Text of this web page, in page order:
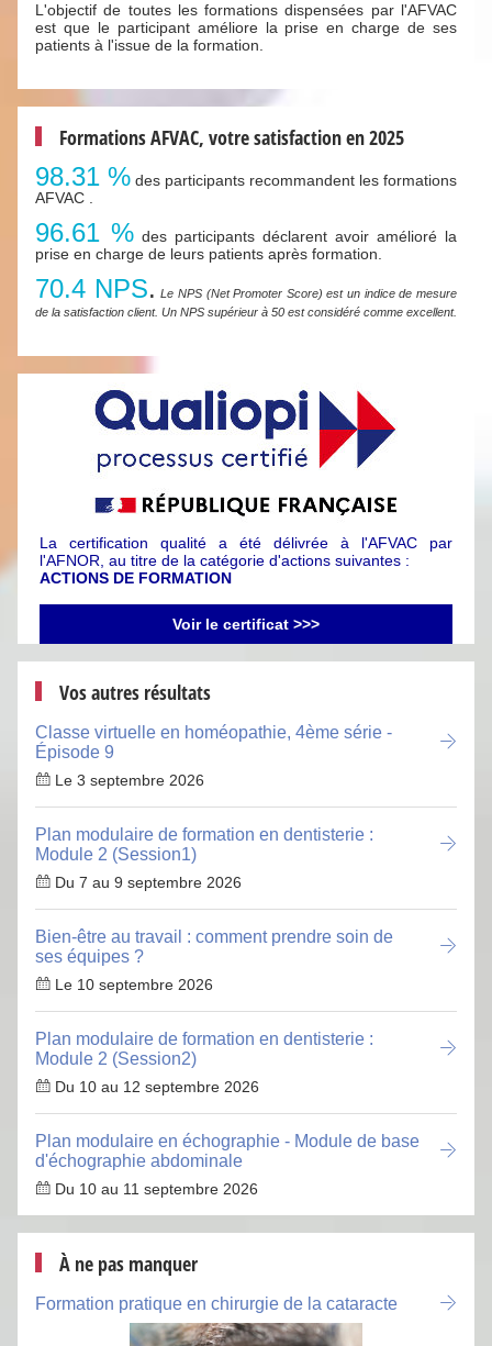
L'objectif de toutes les formations dispensées par l'AFVAC
est que le participant améliore la prise en charge de ses
patients à l'issue de la formation.
Formations AFVAC, votre satisfaction en 2025
98.31 % des participants recommandent les formations
AFVAC .
96.61 % des participants déclarent avoir amélioré la
prise en charge de leurs patients après formation.
70.4 NPS. Le NPS (Net Promoter Score) est un indice de mesure
de la satisfaction client. Un NPS supérieur à 50 est considéré comme excellent.
La certification qualité a été délivrée à l'AFVAC par
l'AFNOR, au titre de la catégorie d'actions suivantes :
ACTIONS DE FORMATION
Voir le certificat >>>
Vos autres résultats
Classe virtuelle en homéopathie, 4ème série -
Épisode 9
Le 3 septembre 2026
Plan modulaire de formation en dentisterie :
Module 2 (Session1)
Du 7 au 9 septembre 2026
Bien-être au travail : comment prendre soin de
ses équipes ?
Le 10 septembre 2026
Plan modulaire de formation en dentisterie :
Module 2 (Session2)
Du 10 au 12 septembre 2026
Plan modulaire en échographie - Module de base
d'échographie abdominale
Du 10 au 11 septembre 2026
À ne pas manquer
Formation pratique en chirurgie de la cataracte